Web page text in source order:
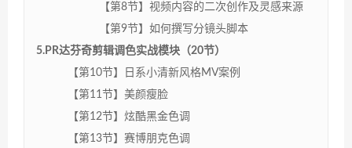
【第8节】视频内容的二次创作及灵感来源
【第9节】如何撰写分镜头脚本
5.PR达芬奇剪辑调色实战模块（20节）
【第10节】日系小清新风格MV案例
【第11节】美颜瘦脸
【第12节】炫酷黑金色调
【第13节】赛博朋克色调